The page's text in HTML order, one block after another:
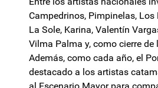
Campedrinos, Pimpinelas, Los
La Sole, Karina, Valentín
Vilma Palma y, como cierre de
Además, como cada año, el
destacado a los artistas